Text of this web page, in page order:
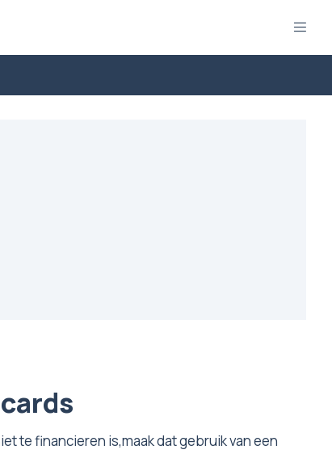
te financieren is,maak dat gebruik van een